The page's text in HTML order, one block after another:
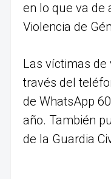
en lo que va de
Violencia de
Las víctimas
través del
de WhatsApp
año. También
de la Guardia